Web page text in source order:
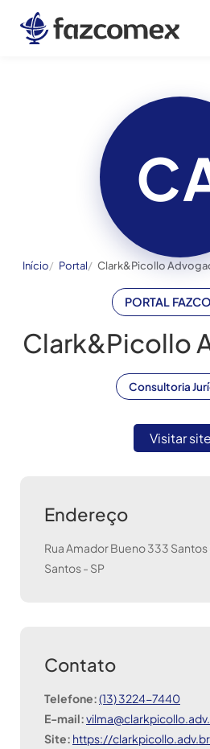
Início Portal Clark&Picollo
PORTAL
Clark&Picollo
Consultoria
Visitar site
Endereço
Rua Amador Bueno 333 Santos
Santos- SP
Contato
Telefone:(13) 3224-7440
E-mail:
Site: https://clarkpicollo.adv.br